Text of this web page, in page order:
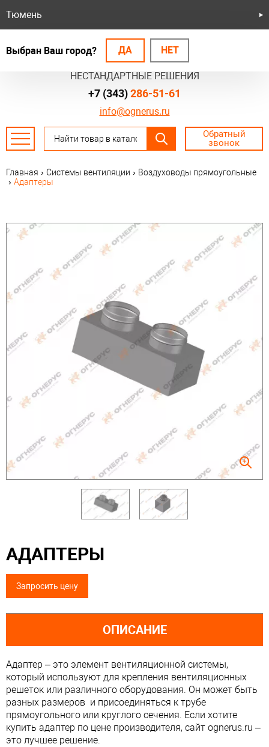
БЕЗОПАСНЫЕ СИСТЕМЫ
НЕСТАНДАРТНЫЕ РЕШЕНИЯ
Тюмень
Выбран Ваш город? ДА НЕТ
info@ognerus.ru
+7 (343)286-51-61
Обратный
звонок
Главная › Системы вентиляции › Воздуховоды прямоугольные
› Адаптеры
АДАПТЕРЫ
Запросить цену
ОПИСАНИЕ
Адаптер – это элемент вентиляционной системы,
который используют для крепления вентиляционных
решеток или различного оборудования. Он может быть
разных размеров и присоединяться к трубе
прямоугольного или круглого сечения. Если хотите
купить адаптер по цене производителя, сайт ognerus.ru –
это лучшее решение.